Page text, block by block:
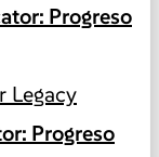
Progreso
Legacy
Progreso